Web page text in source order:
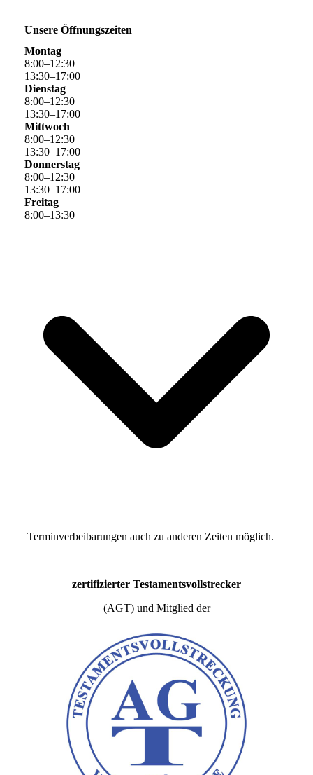
Unsere Öffnungszeiten
Montag
8:00–12:30
13:30–17:00
Dienstag
8:00–12:30
13:30–17:00
Mittwoch
8:00–12:30
13:30–17:00
Donnerstag
8:00–12:30
13:30–17:00
Freitag
8:00–13:30
Terminverbeibarungen auch zu anderen Zeiten möglich.
zertifizierter Testamentsvollstrecker
(AGT) und Mitglied der